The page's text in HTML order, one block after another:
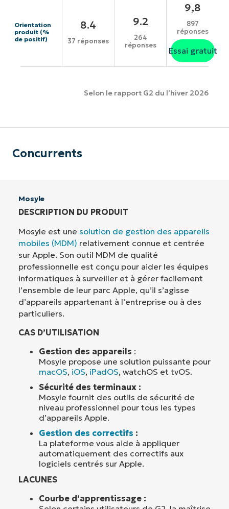
Orientation
produit (%
de positif)
8.4
37 réponses
9.2
264
réponses
9,8
897
réponses
Essai gratuit
Selon le rapport G2 du l’hiver 2026
Concurrents
Mosyle
DESCRIPTION DU PRODUIT
Mosyle est une solution de gestion des appareils
mobiles (MDM) relativement connue et centrée
sur Apple. Son outil MDM de qualité
professionnelle est conçu pour aider les équipes
informatiques à surveiller et à gérer facilement
l’ensemble de leur parc Apple, qu’il s’agisse
d’appareils appartenant à l’entreprise ou à des
particuliers.
CAS D’UTILISATION
Gestion des appareils :
Mosyle propose une solution puissante pour
macOS, iOS, iPadOS, watchOS et tvOS.
Sécurité des terminaux :
Mosyle fournit des outils de sécurité de
niveau professionnel pour tous les types
d’appareils Apple.
Gestion des correctifs :
La plateforme vous aide à appliquer
automatiquement des correctifs aux
logiciels centrés sur Apple.
LACUNES
Courbe d’apprentissage :